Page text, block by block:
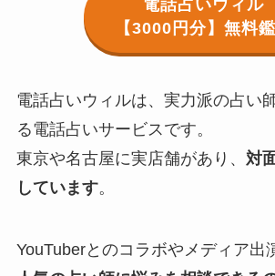
電話占いウィル
【3000円分】無料
電話占いウィルは、実力派の占い
る電話占いサービスです。
東京や名古屋に実店舗があり、 対
しています。
YouTuberとのコラボやメディア出